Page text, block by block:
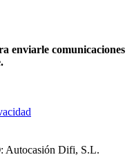
enviarle comunicaciones
: Autocasión Difi, S.L.